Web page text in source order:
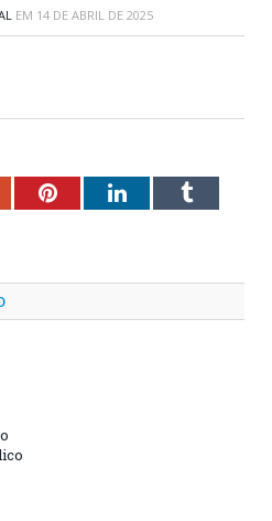
EM 14 DE ABRIL DE 2025
PinterestLinkedInTumblr